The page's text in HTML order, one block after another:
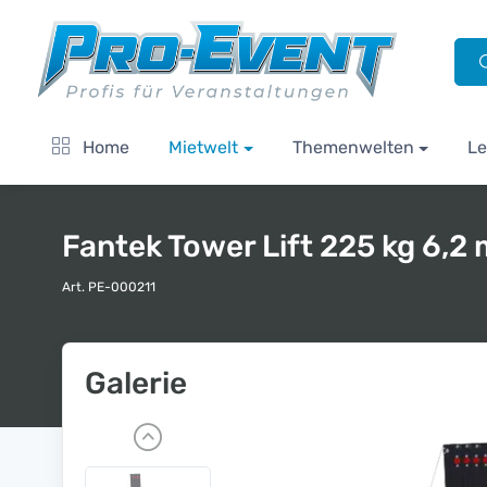
Home Mietwelt Themenwelten
Fantek Tower Lift 225 kg 6,2
Art. PE-000211
Galerie
P
r